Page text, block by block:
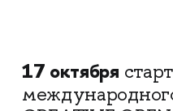
17 октября